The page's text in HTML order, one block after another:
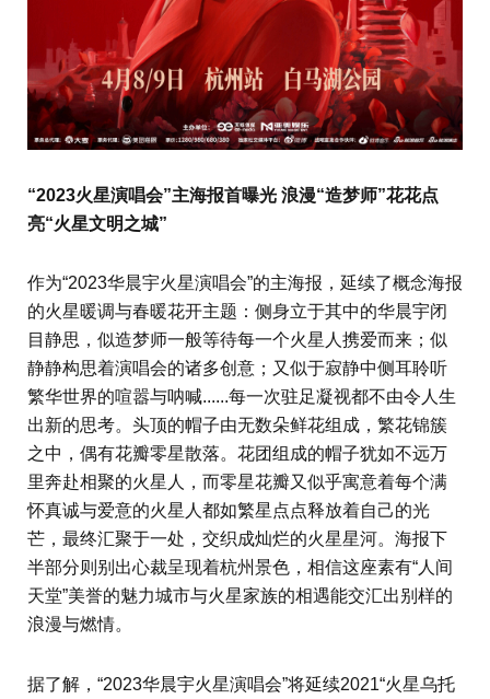
“2023火星演唱会”主海报首曝光 浪漫“造梦师”花花点
亮“火星文明之城”
作为“2023华晨宇火星演唱会”的主海报，延续了概念海报
的火星暖调与春暖花开主题：侧身立于其中的华晨宇闭
目静思，似造梦师一般等待每一个火星人携爱而来；似
静静构思着演唱会的诸多创意；又似于寂静中侧耳聆听
繁华世界的喧嚣与呐喊......每一次驻足凝视都不由令人生
出新的思考。头顶的帽子由无数朵鲜花组成，繁花锦簇
之中，偶有花瓣零星散落。花团组成的帽子犹如不远万
里奔赴相聚的火星人，而零星花瓣又似乎寓意着每个满
怀真诚与爱意的火星人都如繁星点点释放着自己的光
芒，最终汇聚于一处，交织成灿烂的火星星河。海报下
半部分则别出心裁呈现着杭州景色，相信这座素有“人间
天堂”美誉的魅力城市与火星家族的相遇能交汇出别样的
浪漫与燃情。
据了解，“2023华晨宇火星演唱会”将延续2021“火星乌托